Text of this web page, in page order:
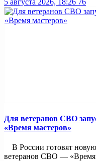
5 августа 2026, 18:26 76
Для ветеранов СВО
«Время мастеров»
В России готовят
ветеранов СВО — «Время